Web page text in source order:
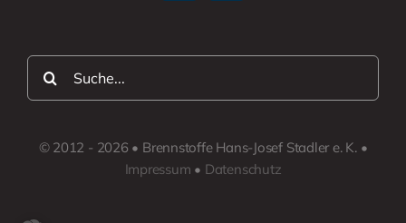
Suche
nach:
© 2012 - 2026 • Brennstoffe Hans-Josef Stadler e. K. •
Impressum • Datenschutz